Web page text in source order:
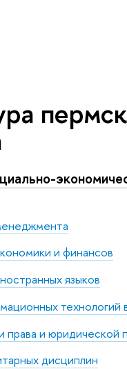
и финансов
языков
технологий
права и юридической
дисциплин